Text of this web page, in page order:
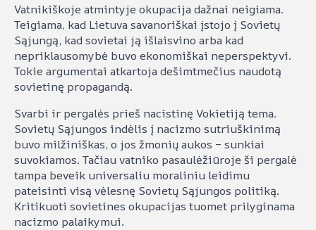
Vatnikiškoje atmintyje okupacija dažnai neigiama.
Teigiama, kad Lietuva savanoriškai įstojo į Sovietų
Sąjungą, kad sovietai ją išlaisvino arba kad
nepriklausomybė buvo ekonomiškai neperspektyvi.
Tokie argumentai atkartoja dešimtmečius naudotą
sovietinę propagandą.
Svarbi ir pergalės prieš nacistinę Vokietiją tema.
Sovietų Sąjungos indėlis į nacizmo sutriuškinimą
buvo milžiniškas, o jos žmonių aukos – sunkiai
suvokiamos. Tačiau vatniko pasaulėžiūroje ši pergalė
tampa beveik universaliu moraliniu leidimu
pateisinti visą vėlesnę Sovietų Sąjungos politiką.
Kritikuoti sovietines okupacijas tuomet prilyginama
nacizmo palaikymui.